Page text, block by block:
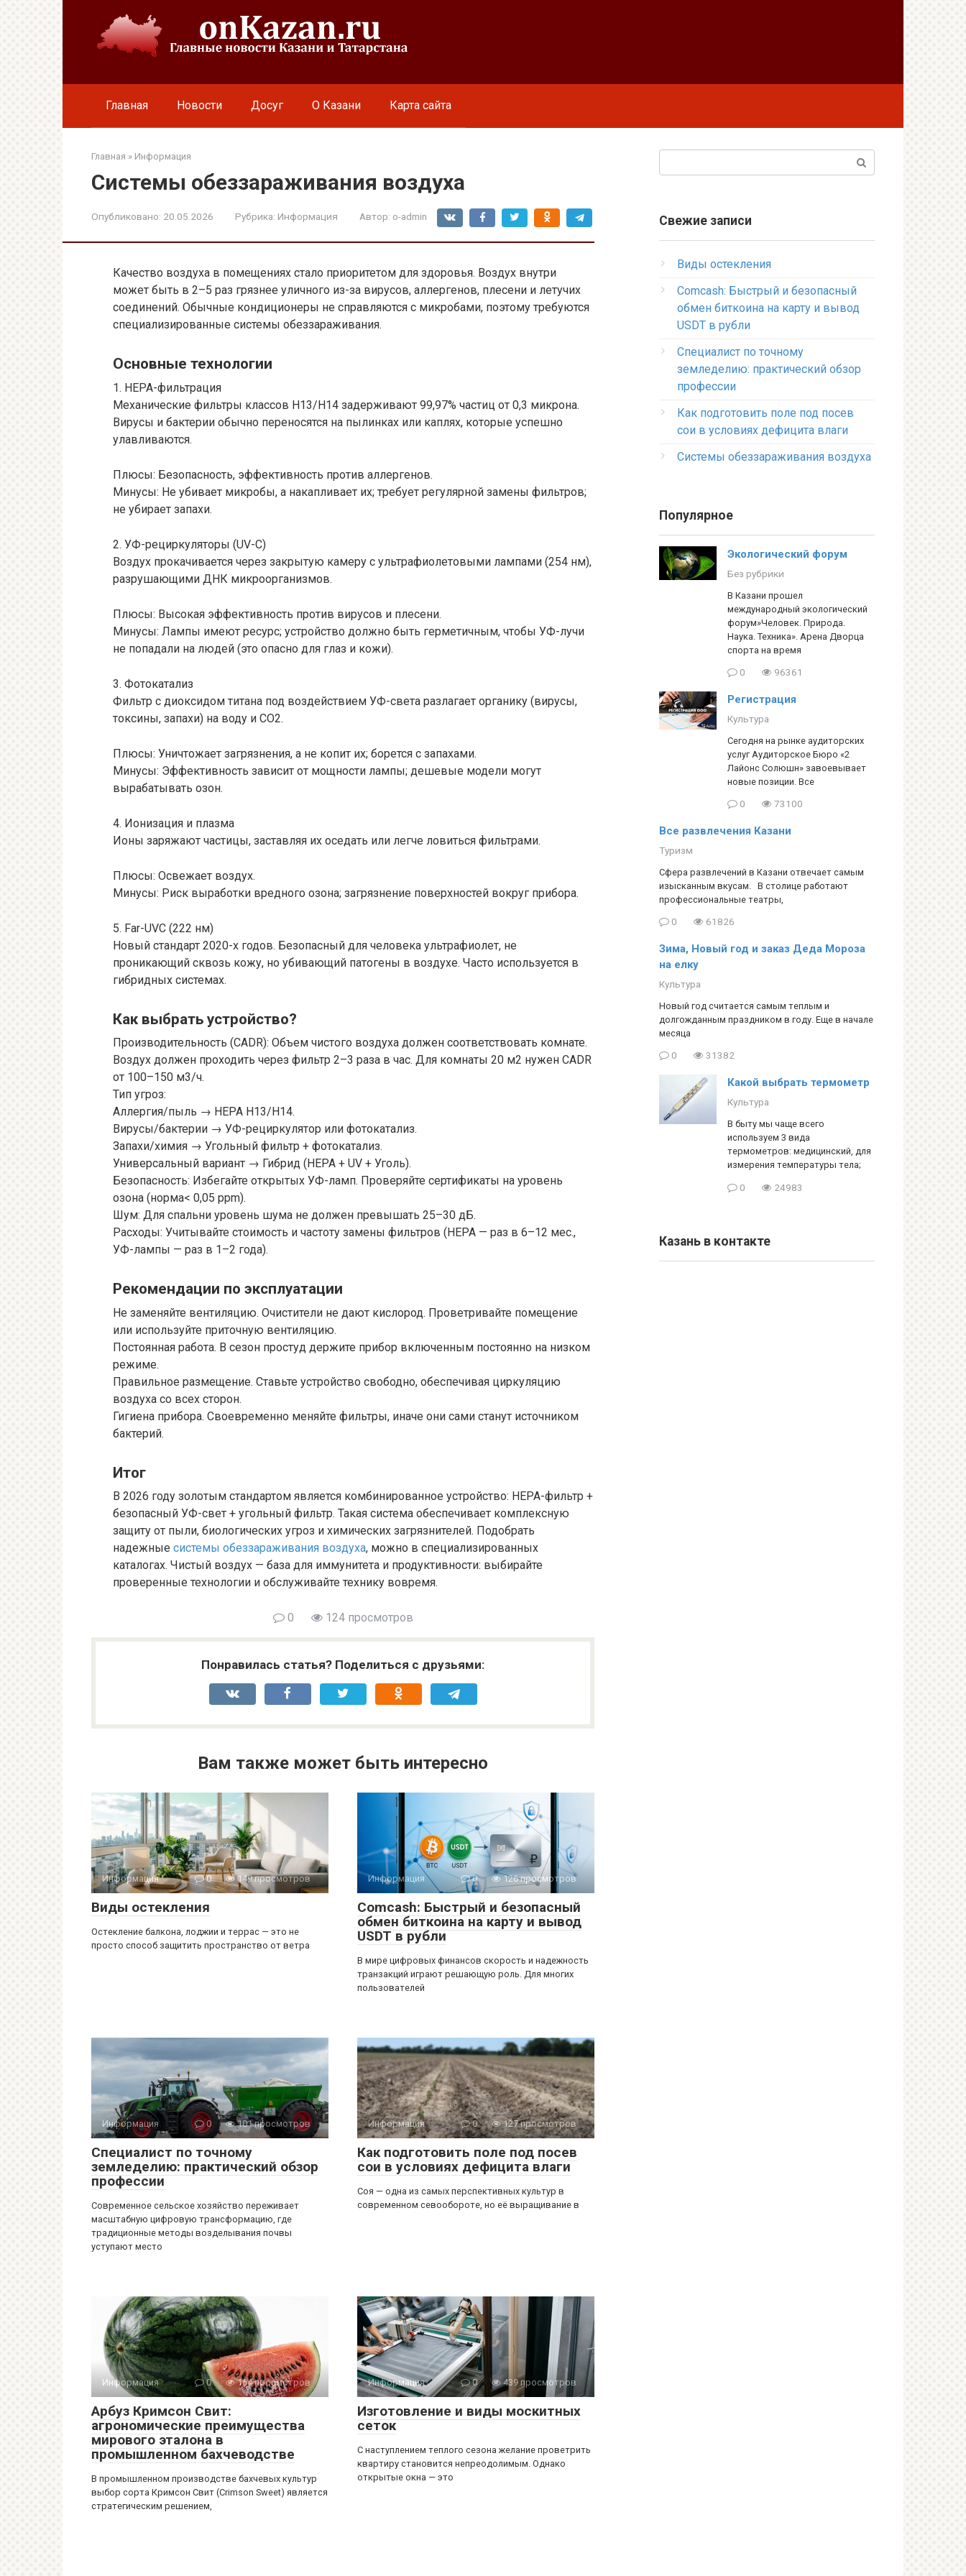
Главная Новости Досуг О Казани Карта сайта
Главная » Информация
Системы обеззараживания воздуха
Опубликовано: 20.05.2026 Рубрика: Информация Автор: o-admin
Качество воздуха в помещениях стало приоритетом для здоровья. Воздух внутри
может быть в 2–5 раз грязнее уличного из-за вирусов, аллергенов, плесени и летучих
соединений. Обычные кондиционеры не справляются с микробами, поэтому требуются
специализированные системы обеззараживания.
Основные технологии
1. HEPA-фильтрация
Механические фильтры классов H13/H14 задерживают 99,97% частиц от 0,3 микрона.
Вирусы и бактерии обычно переносятся на пылинках или каплях, которые успешно
улавливаются.
Плюсы: Безопасность, эффективность против аллергенов.
Минусы: Не убивает микробы, а накапливает их; требует регулярной замены фильтров;
не убирает запахи.
2. УФ-рециркуляторы (UV-C)
Воздух прокачивается через закрытую камеру с ультрафиолетовыми лампами (254 нм),
разрушающими ДНК микроорганизмов.
Плюсы: Высокая эффективность против вирусов и плесени.
Минусы: Лампы имеют ресурс; устройство должно быть герметичным, чтобы УФ-лучи
не попадали на людей (это опасно для глаз и кожи).
3. Фотокатализ
Фильтр с диоксидом титана под воздействием УФ-света разлагает органику (вирусы,
токсины, запахи) на воду и CO2.
Плюсы: Уничтожает загрязнения, а не копит их; борется с запахами.
Минусы: Эффективность зависит от мощности лампы; дешевые модели могут
вырабатывать озон.
4. Ионизация и плазма
Ионы заряжают частицы, заставляя их оседать или легче ловиться фильтрами.
Плюсы: Освежает воздух.
Минусы: Риск выработки вредного озона; загрязнение поверхностей вокруг прибора.
5. Far-UVC (222 нм)
Новый стандарт 2020-х годов. Безопасный для человека ультрафиолет, не
проникающий сквозь кожу, но убивающий патогены в воздухе. Часто используется в
гибридных системах.
Как выбрать устройство?
Производительность (CADR): Объем чистого воздуха должен соответствовать комнате.
Воздух должен проходить через фильтр 2–3 раза в час. Для комнаты 20 м2 нужен CADR
от 100–150 м3/ч.
Тип угроз:
Аллергия/пыль → HEPA H13/H14.
Вирусы/бактерии → УФ-рециркулятор или фотокатализ.
Запахи/химия → Угольный фильтр + фотокатализ.
Универсальный вариант → Гибрид (HEPA + UV + Уголь).
Безопасность: Избегайте открытых УФ-ламп. Проверяйте сертификаты на уровень
озона (норма< 0,05 ppm).
Шум: Для спальни уровень шума не должен превышать 25–30 дБ.
Расходы: Учитывайте стоимость и частоту замены фильтров (HEPA — раз в 6–12 мес.,
УФ-лампы — раз в 1–2 года).
Рекомендации по эксплуатации
Не заменяйте вентиляцию. Очистители не дают кислород. Проветривайте помещение
или используйте приточную вентиляцию.
Постоянная работа. В сезон простуд держите прибор включенным постоянно на низком
режиме.
Правильное размещение. Ставьте устройство свободно, обеспечивая циркуляцию
воздуха со всех сторон.
Гигиена прибора. Своевременно меняйте фильтры, иначе они сами станут источником
бактерий.
Итог
В 2026 году золотым стандартом является комбинированное устройство: HEPA-фильтр +
безопасный УФ-свет + угольный фильтр. Такая система обеспечивает комплексную
защиту от пыли, биологических угроз и химических загрязнителей. Подобрать
надежные системы обеззараживания воздуха, можно в специализированных
каталогах. Чистый воздух — база для иммунитета и продуктивности: выбирайте
проверенные технологии и обслуживайте технику вовремя.
0 124 просмотров
Понравилась статья? Поделиться с друзьями:
Вам также может быть интересно
Информация 0 149 просмотров
Виды остекления
Остекление балкона, лоджии и террас — это не
просто способ защитить пространство от ветра
Информация 0 126 просмотров
Comcash: Быстрый и безопасный
обмен биткоина на карту и вывод
USDT в рубли
В мире цифровых финансов скорость и надежность
транзакций играют решающую роль. Для многих
пользователей
Информация 0 101 просмотров
Специалист по точному
земледелию: практический обзор
профессии
Современное сельское хозяйство переживает
масштабную цифровую трансформацию, где
традиционные методы возделывания почвы
уступают место
Информация 0 127 просмотров
Как подготовить поле под посев
сои в условиях дефицита влаги
Соя — одна из самых перспективных культур в
современном севообороте, но её выращивание в
Информация 0 164 просмотров
Арбуз Кримсон Свит:
агрономические преимущества
мирового эталона в
промышленном бахчеводстве
В промышленном производстве бахчевых культур
выбор сорта Кримсон Свит (Crimson Sweet) является
стратегическим решением,
Информация 0 439 просмотров
Изготовление и виды москитных
сеток
С наступлением теплого сезона желание проветрить
квартиру становится непреодолимым. Однако
открытые окна — это
Свежие записи
Виды остекления
Comcash: Быстрый и безопасный
обмен биткоина на карту и вывод
USDT в рубли
Специалист по точному
земледелию: практический обзор
профессии
Как подготовить поле под посев
сои в условиях дефицита влаги
Системы обеззараживания воздуха
Популярное
Экологический форум
Без рубрики
В Казани прошел
международный экологический
форум»Человек. Природа.
Наука. Техника». Арена Дворца
спорта на время
0 96361
Регистрация
Культура
Сегодня на рынке аудиторских
услуг Аудиторское Бюро «2
Лайонс Солюшн» завоевывает
новые позиции. Все
0 73100
Все развлечения Казани
Туризм
Сфера развлечений в Казани отвечает самым
изысканным вкусам. В столице работают
профессиональные театры,
0 61826
Зима, Новый год и заказ Деда Мороза
на елку
Культура
Новый год считается самым теплым и
долгожданным праздником в году. Еще в начале
месяца
0 31382
Какой выбрать термометр
Культура
В быту мы чаще всего
используем 3 вида
термометров: медицинский, для
измерения температуры тела;
0 24983
Казань в контакте